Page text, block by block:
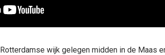
wijk gelegen midden in de Maas